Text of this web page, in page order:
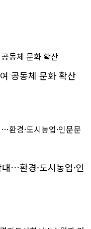
공동체 문화 확산
…환경·도시농업·인